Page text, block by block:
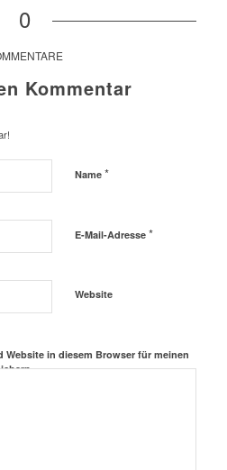
0
Kommentar
Name *
E-Mail-Adresse *
Website
Website in diesem Browser für meinen